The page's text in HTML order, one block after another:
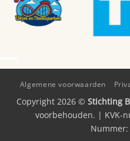
Algemene voorwaarden
Copyright 2026 © Stichting
voorbehouden. | KVK-
Nummer: